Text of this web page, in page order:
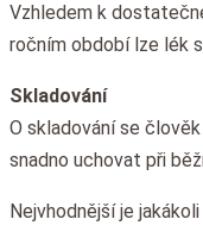
Vzhledem k
ročním období lze lék
Skladování
O skladování se
snadno uchovat při
Nejvhodnější je